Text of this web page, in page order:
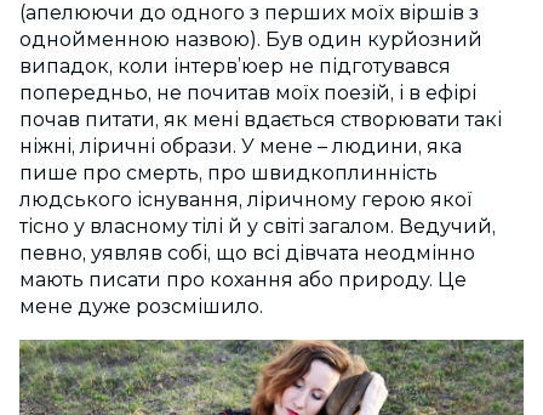
(апелюючи до одного з перших моїх віршів з
однойменною назвою). Був один курйозний
випадок, коли інтерв’юер не підготувався
попередньо, не почитав моїх поезій, і в ефірі
почав питати, як мені вдається створювати такі
ніжні, ліричні образи. У мене – людини, яка
пише про смерть, про швидкоплинність
людського існування, ліричному герою якої
тісно у власному тілі й у світі загалом. Ведучий,
певно, уявляв собі, що всі дівчата неодмінно
мають писати про кохання або природу. Це
мене дуже розсмішило.